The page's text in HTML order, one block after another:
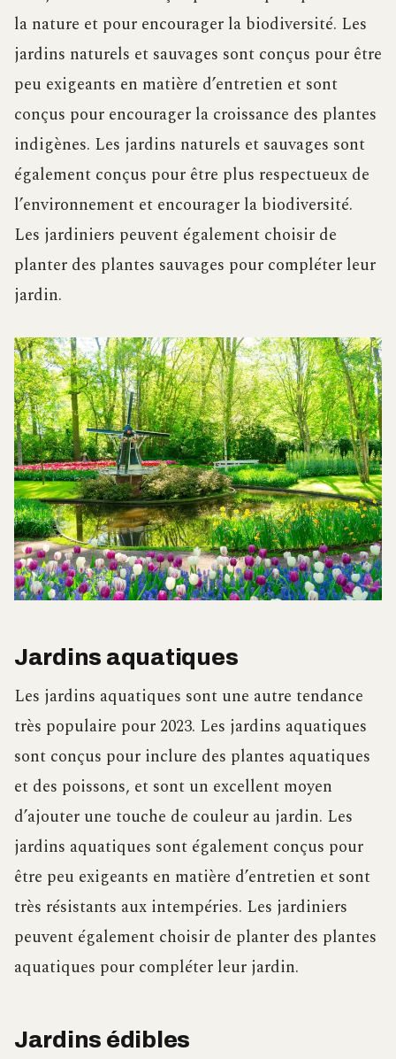
la nature et pour encourager la biodiversité. Les
jardins naturels et sauvages sont conçus pour être
peu exigeants en matière d’entretien et sont
conçus pour encourager la croissance des plantes
indigènes. Les jardins naturels et sauvages sont
également conçus pour être plus respectueux de
l’environnement et encourager la biodiversité.
Les jardiniers peuvent également choisir de
planter des plantes sauvages pour compléter leur
jardin.
Jardins aquatiques
Les jardins aquatiques sont une autre tendance
très populaire pour 2023. Les jardins aquatiques
sont conçus pour inclure des plantes aquatiques
et des poissons, et sont un excellent moyen
d’ajouter une touche de couleur au jardin. Les
jardins aquatiques sont également conçus pour
être peu exigeants en matière d’entretien et sont
très résistants aux intempéries. Les jardiniers
peuvent également choisir de planter des plantes
aquatiques pour compléter leur jardin.
Jardins édibles